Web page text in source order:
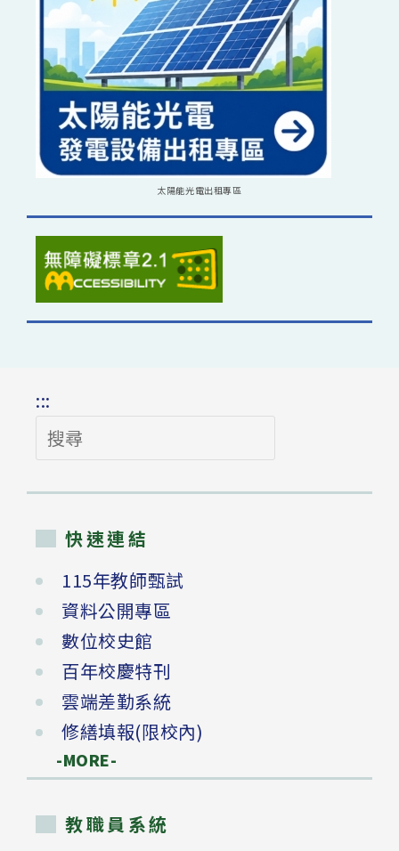
太陽能光電出租專區
:::
搜
尋
快速連結
115年教師甄試
資料公開專區
數位校史館
百年校慶特刊
雲端差勤系統
修繕填報(限校內)
-MORE-
教職員系統